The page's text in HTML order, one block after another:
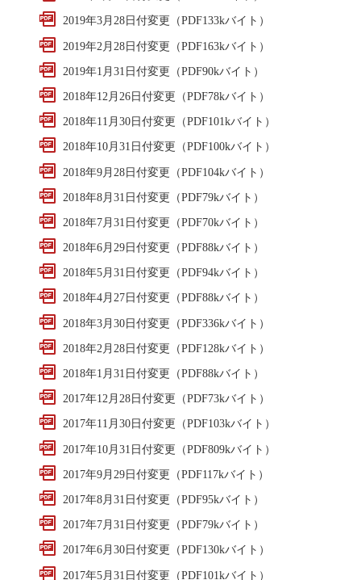
2019年3月28日付変更（PDF133kバイト）
2019年2月28日付変更（PDF163kバイト）
2019年1月31日付変更（PDF90kバイト）
2018年12月26日付変更（PDF78kバイト）
2018年11月30日付変更（PDF101kバイト）
2018年10月31日付変更（PDF100kバイト）
2018年9月28日付変更（PDF104kバイト）
2018年8月31日付変更（PDF79kバイト）
2018年7月31日付変更（PDF70kバイト）
2018年6月29日付変更（PDF88kバイト）
2018年5月31日付変更（PDF94kバイト）
2018年4月27日付変更（PDF88kバイト）
2018年3月30日付変更（PDF336kバイト）
2018年2月28日付変更（PDF128kバイト）
2018年1月31日付変更（PDF88kバイト）
2017年12月28日付変更（PDF73kバイト）
2017年11月30日付変更（PDF103kバイト）
2017年10月31日付変更（PDF809kバイト）
2017年9月29日付変更（PDF117kバイト）
2017年8月31日付変更（PDF95kバイト）
2017年7月31日付変更（PDF79kバイト）
2017年6月30日付変更（PDF130kバイト）
2017年5月31日付変更（PDF101kバイト）